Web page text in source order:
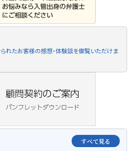
れたお客様の感想・体験談を御覧いただけま
すべて見る